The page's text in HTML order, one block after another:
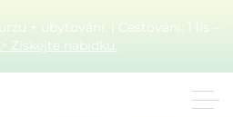
+ ubytování. | Cestování: 1 lis –
Získejte nabídku.